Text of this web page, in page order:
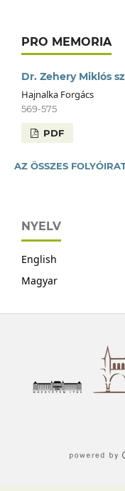
PRO MEMORIA
Dr. Zehery Miklós
Hajnalka Forgács
569-575
PDF
AZ ÖSSZES
NYELV
English
Magyar